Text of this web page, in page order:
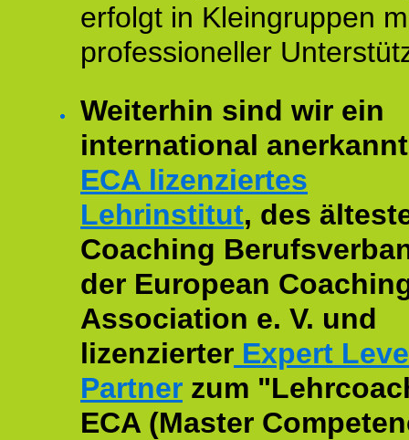
erfolgt in Kleingruppen
professioneller
Weiterhin sind wir ein
international
ECA lizenziertes
Lehrinstitut, des
Coaching
der European
Association e. V. und
lizenzierter Expert
Partner zum
ECA (Master